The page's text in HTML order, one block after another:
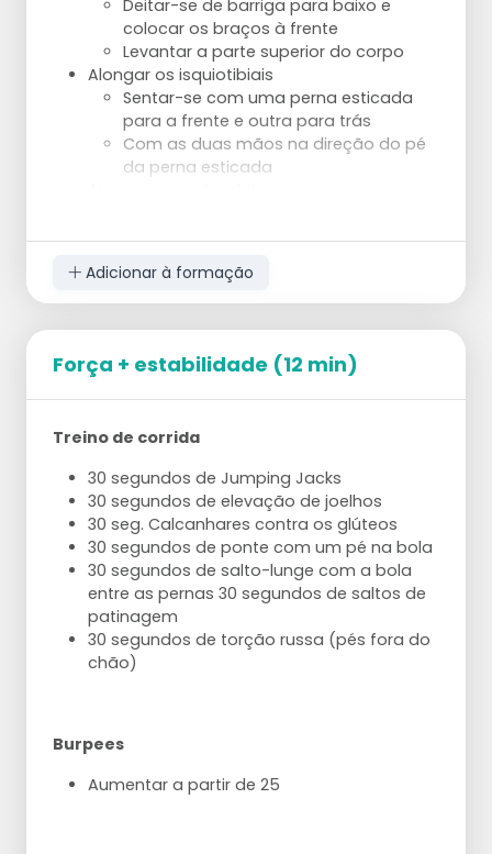
Deitar-se de barriga para baixo e
colocar os braços à frente
Levantar a parte superior do corpo
Alongar os isquiotibiais
Sentar-se com uma perna esticada
para a frente e outra para trás
Com as duas mãos na direção do pé
da perna esticada
pela coxa e puxar na sua direção
Dobrar a outra perna e pousar sobre a
coxa ao nível do joelho
Alongamento da ponte:
2 séries de 20 repetições
2 séries de 20-30 segundos
Agachamentos:
Flexões:
2 séries de 15 repetições
Burpees:
2 séries de 10 repetições
Adicionar à formação
Força + estabilidade (12 min)
Treino de corrida
30 segundos de Jumping Jacks
30 segundos de elevação de joelhos
30 seg. Calcanhares contra os glúteos
30 segundos de ponte com um pé na bola
30 segundos de salto-lunge com a bola
entre as pernas 30 segundos de saltos de
patinagem
30 segundos de torção russa (pés fora do
chão)
Burpees
Aumentar a partir de 25